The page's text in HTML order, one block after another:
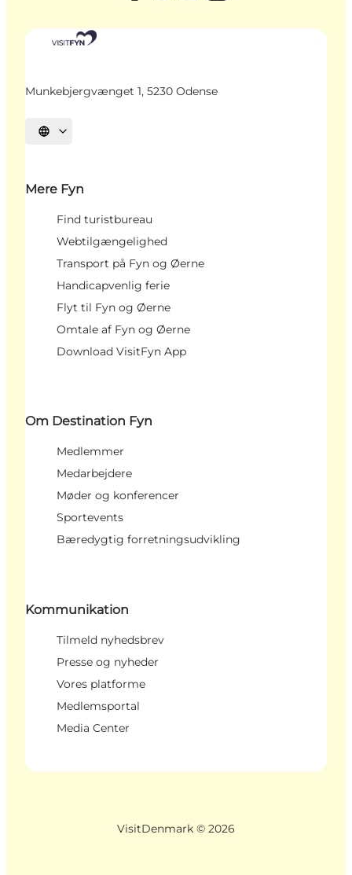
Munkebjergvænget 1, 5230 Odense
Vælg sprog
Mere Fyn
Find turistbureau
Webtilgængelighed
Transport på Fyn og Øerne
Handicapvenlig ferie
Flyt til Fyn og Øerne
Omtale af Fyn og Øerne
Download VisitFyn App
Om Destination Fyn
Medlemmer
Medarbejdere
Møder og konferencer
Sportevents
Bæredygtig forretningsudvikling
Kommunikation
Tilmeld nyhedsbrev
Presse og nyheder
Vores platforme
Medlemsportal
Media Center
VisitDenmark © 2026